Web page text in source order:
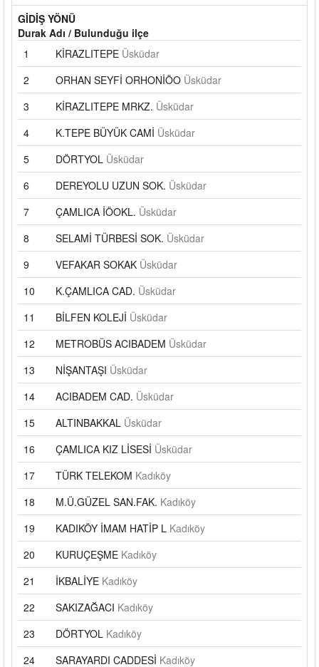
GİDİŞ YÖNÜ
Durak Adı / Bulunduğu ilçe
1
KİRAZLITEPE Üsküdar
2
ORHAN SEYFİ ORHONİÖO Üsküdar
3
KİRAZLITEPE MRKZ. Üsküdar
4
K.TEPE BÜYÜK CAMİ Üsküdar
5
DÖRTYOL Üsküdar
6
DEREYOLU UZUN SOK. Üsküdar
7
ÇAMLICA İÖOKL. Üsküdar
8
SELAMİ TÜRBESİ SOK. Üsküdar
9
VEFAKAR SOKAK Üsküdar
10
K.ÇAMLICA CAD. Üsküdar
11
BİLFEN KOLEJİ Üsküdar
12
METROBÜS ACIBADEM Üsküdar
13
NİŞANTAŞI Üsküdar
14
ACIBADEM CAD. Üsküdar
15
ALTINBAKKAL Üsküdar
16
ÇAMLICA KIZ LİSESİ Üsküdar
17
TÜRK TELEKOM Kadıköy
18
M.Ü.GÜZEL SAN.FAK. Kadıköy
19
KADIKÖY İMAM HATİP L Kadıköy
20
KURUÇEŞME Kadıköy
21
İKBALİYE Kadıköy
22
SAKIZAĞACI Kadıköy
23
DÖRTYOL Kadıköy
24
SARAYARDI CADDESİ Kadıköy